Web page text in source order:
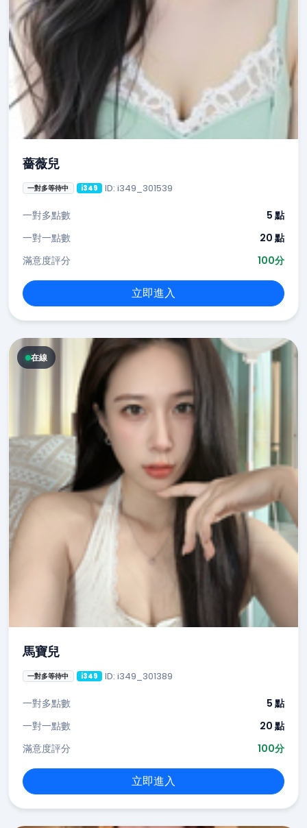
薔薇兒
一對多等待中 i349 ID: i349_301539
一對多點數
5 點
一對一點數
20 點
滿意度評分
100分
立即進入
在線
馬寶兒
一對多等待中 i349 ID: i349_301389
一對多點數
5 點
一對一點數
20 點
滿意度評分
100分
立即進入